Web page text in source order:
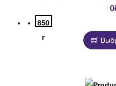
0
850
г